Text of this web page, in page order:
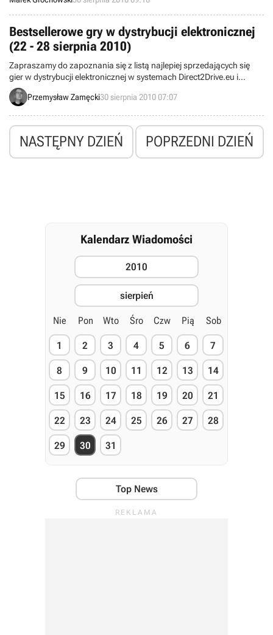
przygodówek – wśród nich wysoko oceniona produkcja z cyklu
Runaway. Szczegółowe zestawienie tytułów, które trafiły na rynek w
ubiegłym tygodniu, prezentujemy poniżej.
Bestsellerowe gry w dystrybucji elektronicznej
(22 - 28 sierpnia 2010)
Zapraszamy do zapoznania się z listą najlepiej sprzedających się
gier w dystrybucji elektronicznej w systemach Direct2Drive.eu i
Steam. Wyniki obejmują okres od 22 do 28 sierpnia.
Przemysław Zamęcki30 sierpnia 2010 07:07
NASTĘPNY DZIEŃ POPRZEDNI DZIEŃ
Kalendarz Wiadomości
2010
sierpień
Nie Pon Wto Śro Czw Pią Sob
1 2 3 4 5 6 7
8 9 10 11 12 13 14
15 16 17 18 19 20 21
22 23 24 25 26 27 28
29 30 31
Top News